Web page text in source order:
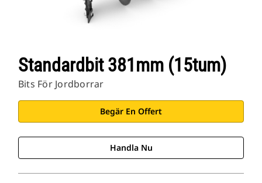
Standardbit 381mm (15tum)
Bits För Jordborrar
Begär En Offert
Handla Nu